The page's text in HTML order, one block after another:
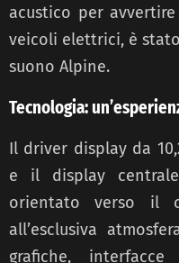
acustico per
veicoli elettrici, è
suono Alpine.
Tecnologia:
Il driver display da
e il display
orientato verso il
all’esclusiva
grafiche,